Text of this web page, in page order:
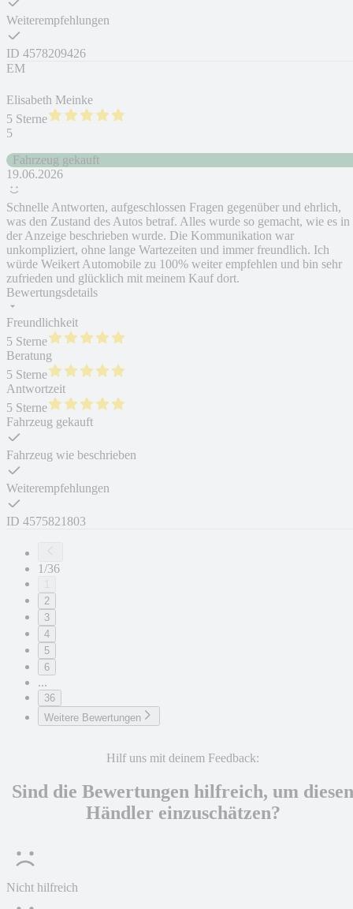
Weiterempfehlungen
ID 4578209426
EM
Elisabeth Meinke
5 Sterne
5
Fahrzeug gekauft
19.06.2026
Schnelle Antworten, aufgeschlossen Fragen gegenüber und ehrlich,
was den Zustand des Autos betraf. Alles wurde so gemacht, wie es in
der Anzeige beschrieben wurde. Die Kommunikation war
unkompliziert, ohne lange Wartezeiten und immer freundlich. Ich
würde Weikert Automobile zu 100% weiter empfehlen und bin sehr
zufrieden und glücklich mit meinem Kauf dort.
Bewertungsdetails
Freundlichkeit
5 Sterne
Beratung
5 Sterne
Antwortzeit
5 Sterne
Fahrzeug gekauft
Fahrzeug wie beschrieben
Weiterempfehlungen
ID 4575821803
1/36
2
3
4
5
6
...
36
Weitere Bewertungen
Hilf uns mit deinem Feedback:
Sind die Bewertungen hilfreich, um diesen
Händler einzuschätzen?
Nicht hilfreich